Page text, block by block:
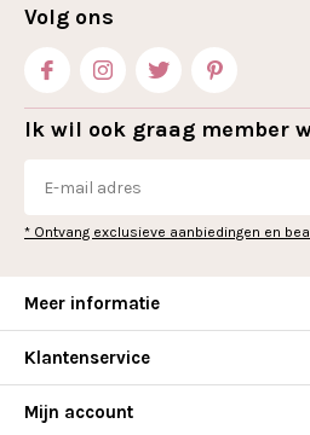
Volg ons
Ik wil ook graag member
* Ontvang exclusieve aanbiedingen en
Meer informatie
Klantenservice
Mijn account